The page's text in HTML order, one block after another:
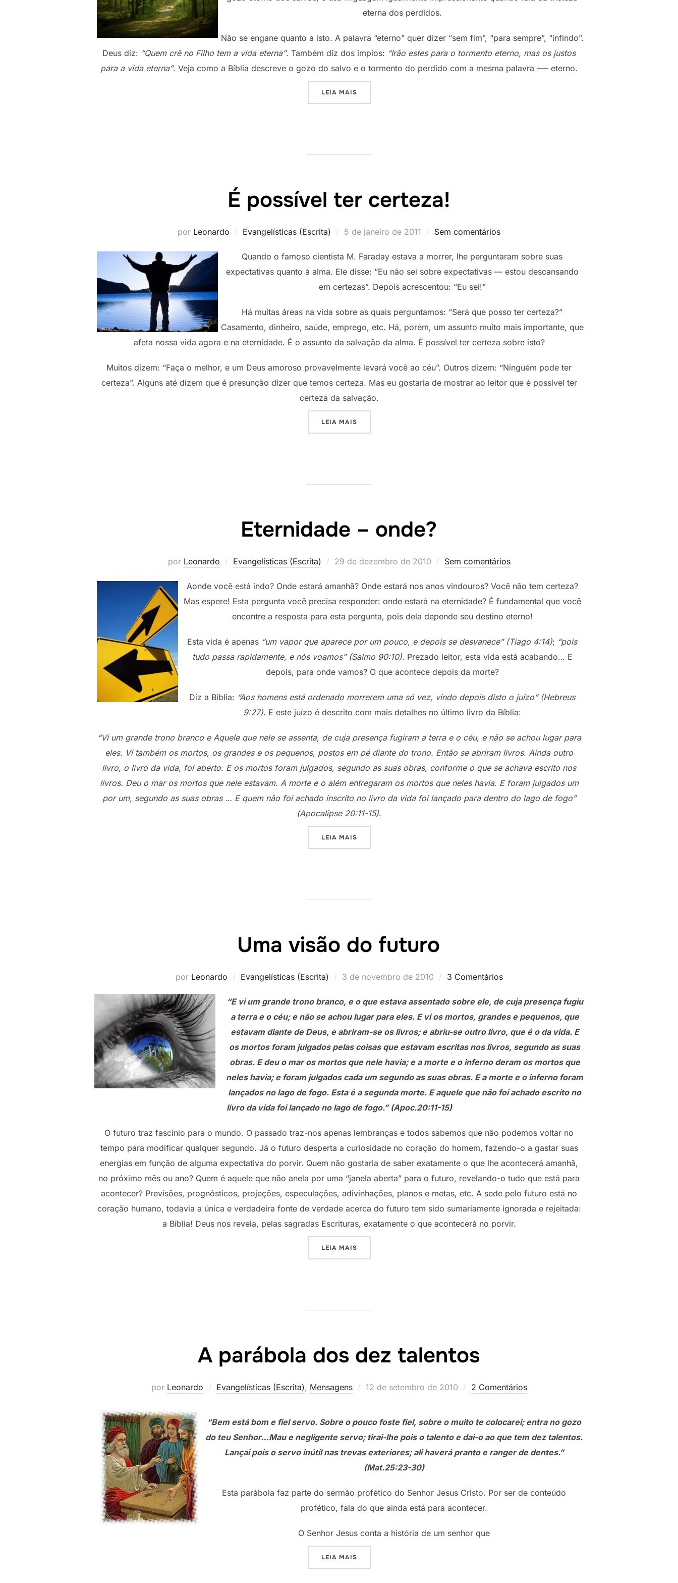
eterna dos perdidos.
Não se engane quanto a isto. A palavra “eterno” quer dizer “sem fim”, “para sempre”, “infindo”.
Deus diz: “Quem crê no Filho tem a vida eterna”. Também diz dos ímpios: “Irão estes para o tormento eterno, mas os justos
para a vida eterna”. Veja como a Bíblia descreve o gozo do salvo e o tormento do perdido com a mesma palavra -— eterno.
LEIA MAIS“O FUTURO ETERNO”
É possível ter certeza!
por Leonardo Evangelísticas (Escrita)
Postado
5 de janeiro de 2011 Sem comentários
Quando o famoso cientista M. Faraday estava a morrer, lhe perguntaram sobre suas
expectativas quanto à alma. Ele disse: “Eu não sei sobre expectativas — estou descansando
em certezas”. Depois acrescentou: “Eu sei!”
Há muitas áreas na vida sobre as quais perguntamos: “Será que posso ter certeza?”
Casamento, dinheiro, saúde, emprego, etc. Há, porém, um assunto muito mais importante, que
afeta nossa vida agora e na eternidade. É o assunto da salvação da alma. É possível ter certeza sobre isto?
Muitos dizem: “Faça o melhor, e um Deus amoroso provavelmente levará você ao céu”. Outros dizem: “Ninguém pode ter
certeza”. Alguns até dizem que é presunção dizer que temos certeza. Mas eu gostaria de mostrar ao leitor que é possível ter
certeza da salvação.
LEIA MAIS“É POSSÍVEL TER CERTEZA!”
Eternidade – onde?
por Leonardo Evangelísticas (Escrita)
Postado
29 de dezembro de 2010 Sem comentários
Aonde você está indo? Onde estará amanhã? Onde estará nos anos vindouros? Você não tem certeza?
Mas espere! Esta pergunta você precisa responder: onde estará na eternidade? É fundamental que você
encontre a resposta para esta pergunta, pois dela depende seu destino eterno!
Esta vida é apenas “um vapor que aparece por um pouco, e depois se desvanece” (Tiago 4:14); “pois
tudo passa rapidamente, e nós voamos” (Salmo 90:10). Prezado leitor, esta vida está acabando… E
depois, para onde vamos? O que acontece depois da morte?
Diz a Bíblia: “Aos homens está ordenado morrerem uma só vez, vindo depois disto o juízo” (Hebreus
9:27). E este juízo é descrito com mais detalhes no último livro da Bíblia:
“Vi um grande trono branco e Aquele que nele se assenta, de cuja presença fugiram a terra e o céu, e não se achou lugar para
eles. Ví também os mortos, os grandes e os pequenos, postos em pé diante do trono. Então se abriram livros. Ainda outro
livro, o livro da vida, foi aberto. E os mortos foram julgados, segundo as suas obras, conforme o que se achava escrito nos
livros. Deu o mar os mortos que nele estavam. A morte e o além entregaram os mortos que neles havia. E foram julgados um
por um, segundo as suas obras … E quem não foi achado inscrito no livro da vida foi lançado para dentro do lago de fogo”
(Apocalipse 20:11-15).
LEIA MAIS“ETERNIDADE – ONDE?”
Uma visão do futuro
por Leonardo Evangelísticas (Escrita)
Postado
3 de novembro de 2010 3 Comentários
“E vi um grande trono branco, e o que estava assentado sobre ele, de cuja presença fugiu
a terra e o céu; e não se achou lugar para eles. E vi os mortos, grandes e pequenos, que
estavam diante de Deus, e abriram-se os livros; e abriu-se outro livro, que é o da vida. E
os mortos foram julgados pelas coisas que estavam escritas nos livros, segundo as suas
obras. E deu o mar os mortos que nele havia; e a morte e o inferno deram os mortos que
neles havia; e foram julgados cada um segundo as suas obras. E a morte e o inferno foram
lançados no lago de fogo. Esta é a segunda morte. E aquele que não foi achado escrito no
livro da vida foi lançado no lago de fogo.” (Apoc.20:11-15)
O futuro traz fascínio para o mundo. O passado traz-nos apenas lembranças e todos sabemos que não podemos voltar no
tempo para modificar qualquer segundo. Já o futuro desperta a curiosidade no coração do homem, fazendo-o a gastar suas
energias em função de alguma expectativa do porvir. Quem não gostaria de saber exatamente o que lhe acontecerá amanhã,
no próximo mês ou ano? Quem é aquele que não anela por uma “janela aberta” para o futuro, revelando-o tudo que está para
acontecer? Previsões, prognósticos, projeções, especulações, adivinhações, planos e metas, etc. A sede pelo futuro está no
coração humano, todavia a única e verdadeira fonte de verdade acerca do futuro tem sido sumariamente ignorada e rejeitada:
a Bíblia! Deus nos revela, pelas sagradas Escrituras, exatamente o que acontecerá no porvir.
LEIA MAIS“UMA VISÃO DO FUTURO”
A parábola dos dez talentos
por Leonardo Evangelísticas (Escrita), Mensagens
Postado
12 de setembro de 2010 2 Comentários
“Bem está bom e fiel servo. Sobre o pouco foste fiel, sobre o muito te colocarei; entra no gozo
do teu Senhor…Mau e negligente servo; tirai-lhe pois o talento e dai-o ao que tem dez talentos.
Lançai pois o servo inútil nas trevas exteriores; ali haverá pranto e ranger de dentes.”
(Mat.25:23-30)
Esta parábola faz parte do sermão profético do Senhor Jesus Cristo. Por ser de conteúdo
profético, fala do que ainda está para acontecer.
O Senhor Jesus conta a história de um senhor que
LEIA MAIS“A PARÁBOLA DOS DEZ TALENTOS”